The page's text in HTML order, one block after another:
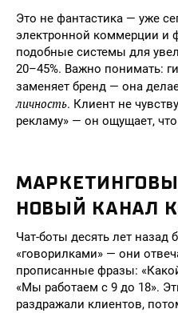
Это не фантастика — уже
электронной коммерции и
подобные системы для
20–45%. Важно понимать:
заменяет бренд — она
личность. Клиент не
рекламу» — он ощущает,
НОВЫЙ КАНАЛ
Чат-боты десять лет
«говорилками» — они
прописанные фразы:
«Мы работаем с 9 до 18».
раздражали клиентов,